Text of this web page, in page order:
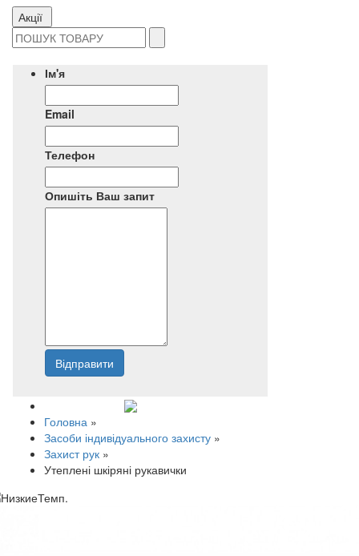
Акції
Ім'я
Email
Телефон
Опишіть Ваш запит
Відправити
Головна »
Засоби індивідуального захисту »
Захист рук »
Утеплені шкіряні рукавички